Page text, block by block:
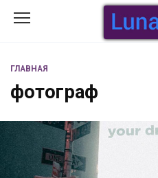
ГЛАВНАЯ
фотограф